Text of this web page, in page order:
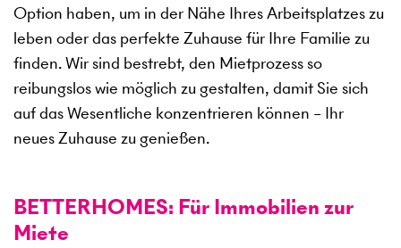
Option haben, um in der Nähe Ihres Arbeitsplatzes zu
leben oder das perfekte Zuhause für Ihre Familie zu
finden. Wir sind bestrebt, den Mietprozess so
reibungslos wie möglich zu gestalten, damit Sie sich
auf das Wesentliche konzentrieren können – Ihr
neues Zuhause zu genießen.
BETTERHOMES: Für Immobilien zur
Miete